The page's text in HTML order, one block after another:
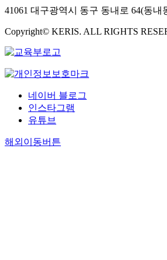
41061 대구광역시 동구 동내로 64(동내
Copyright© KERIS. ALL RIGHTS
네이버 블로그
인스타그램
유튜브
해외이동버튼